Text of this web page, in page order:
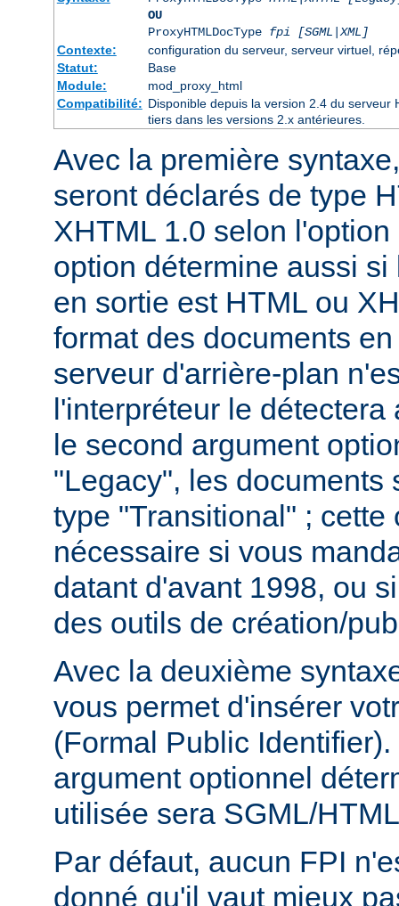
OU
ProxyHTMLDocType fpi [SGML|XML]
Contexte:
configuration du serveur, serveur virtuel,
Statut:
Base
Module:
mod_proxy_html
Compatibilité: Disponible depuis la version 2.4 du serveur
tiers dans les versions 2.x antérieures.
Avec la première
seront déclarés de type
XHTML 1.0 selon
option détermine aussi
en sortie est HTML ou
format des documents
serveur d'arrière-plan
l'interpréteur le
le second argument
"Legacy", les documents
type "Transitional" ; cette
nécessaire si vous
datant d'avant 1998, ou
des outils de création/
Avec la deuxième
vous permet d'insérer
(Formal Public
argument optionnel
utilisée sera SGML/
Par défaut, aucun FPI
donné qu'il vaut mieux